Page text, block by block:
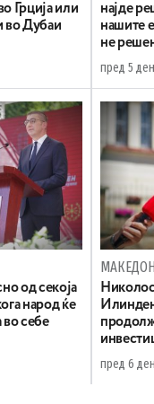
Грција или
во Дубаи
најде
нашите
не
пред 5
од секоја
народ ќе
во себе
пред 6